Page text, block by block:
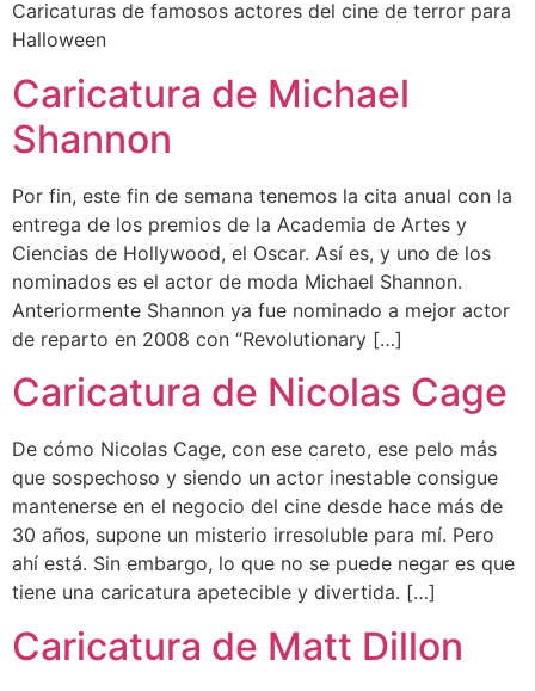
Caricaturas de famosos actores del cine de terror para
Halloween
Caricatura de Michael
Shannon
Por fin, este fin de semana tenemos la cita anual con la
entrega de los premios de la Academia de Artes y
Ciencias de Hollywood, el Oscar. Así es, y uno de los
nominados es el actor de moda Michael Shannon.
Anteriormente Shannon ya fue nominado a mejor actor
de reparto en 2008 con “Revolutionary […]
Caricatura de Nicolas Cage
De cómo Nicolas Cage, con ese careto, ese pelo más
que sospechoso y siendo un actor inestable consigue
mantenerse en el negocio del cine desde hace más de
30 años, supone un misterio irresoluble para mí. Pero
ahí está. Sin embargo, lo que no se puede negar es que
tiene una caricatura apetecible y divertida. […]
Caricatura de Matt Dillon